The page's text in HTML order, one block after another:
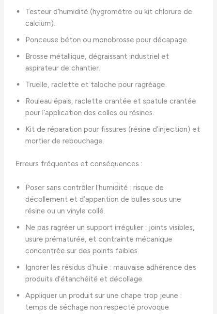
Testeur d’humidité (hygromètre ou kit chlorure de
calcium).
Ponceuse béton ou monobrosse pour décapage.
Brosse métallique, dégraissant industriel et
aspirateur de chantier.
Truelle, raclette et taloche pour ragréage.
Rouleau épais, raclette crantée et spatule crantée
pour l’application des colles ou résines.
Kit de réparation pour fissures (résine d’injection) et
mortier de rebouchage.
Erreurs fréquentes et conséquences :
Poser sans contrôler l’humidité : risque de
décollement et d’apparition de bulles sous une
résine ou un vinyle collé.
Ne pas ragréer un support irrégulier : joints visibles,
usure prématurée, et contrainte mécanique
concentrée sur des points faibles.
Ignorer les résidus d’huile : mauvaise adhérence des
produits d’étanchéité et décollage.
Appliquer un produit sur une chape trop jeune :
temps de séchage non respecté provoque